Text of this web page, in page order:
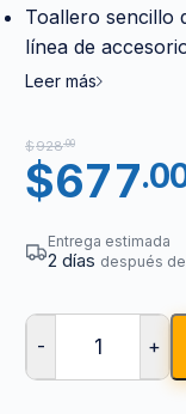
Toallero sencillo
línea de
Leer más
$928.00
$677
Entrega estimada
2 días después
- +